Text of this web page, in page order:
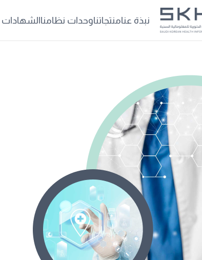
نبذة عنامنتجاتناوحدات نظامناالشهادات